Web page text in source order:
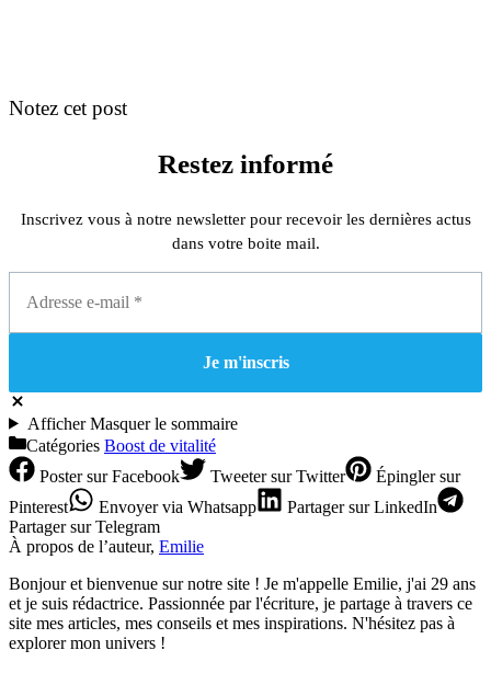
Notez cet post
Restez informé
Inscrivez vous à notre newsletter pour recevoir les dernières actus
dans votre boite mail.
AfficherMasquerle sommaire
Catégories Boost de vitalité
Postersur Facebook Tweetersur Twitter Épinglersur
Pinterest
Envoyervia Whatsapp Partagersur LinkedIn
Partagersur Telegram
À propos de l’auteur, Emilie
Bonjour et bienvenue sur notre site ! Je m'appelle Emilie, j'ai 29 ans
et je suis rédactrice. Passionnée par l'écriture, je partage à travers ce
site mes articles, mes conseils et mes inspirations. N'hésitez pas à
explorer mon univers !